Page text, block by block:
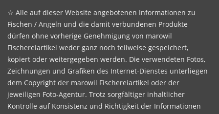
☆ Alle auf dieser Website angebotenen Informationen zu
Fischen / Angeln und die damit verbundenen Produkte
dürfen ohne vorherige Genehmigung von marowil
Fischereiartikel weder ganz noch teilweise gespeichert,
kopiert oder weitergegeben werden. Die verwendeten Fotos,
Zeichnungen und Grafiken des Internet-Dienstes unterliegen
dem Copyright der marowil Fischereiartikel oder der
jeweiligen Foto-Agentur. Trotz sorgfältiger inhaltlicher
Kontrolle auf Konsistenz und Richtigkeit der Informationen